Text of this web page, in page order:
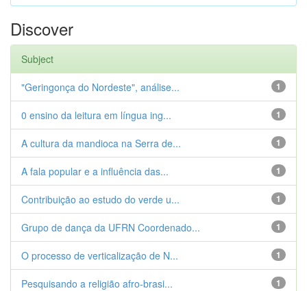
Discover
Subject
1
"Geringonça do Nordeste", análise...
1
0 ensino da leitura em língua ing...
1
A cultura da mandioca na Serra de...
1
A fala popular e a influência das...
1
Contribuição ao estudo do verde u...
1
Grupo de dança da UFRN Coordenado...
1
O processo de verticalização de N...
1
Pesquisando a religião afro-brasi...